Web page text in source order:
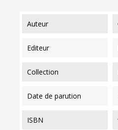
auteur
editeur
collection
date de parution
ISBN